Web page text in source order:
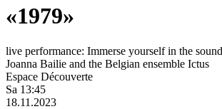
«1979»
live performance: Immerse yourself in the
Joanna Bailie and the Belgian ensemble Ictus
Espace Découverte
Sa 13:45
18.11.2023